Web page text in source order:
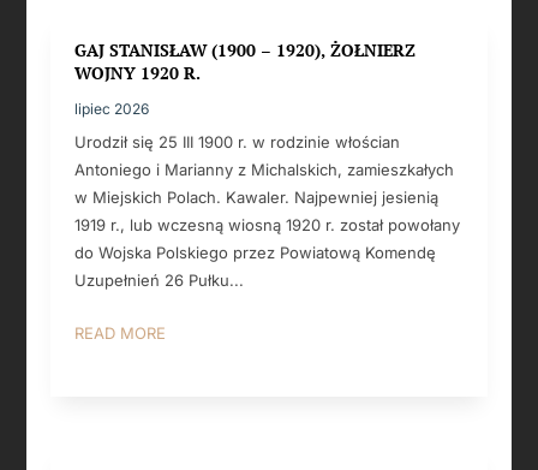
GAJ STANISŁAW (1900 – 1920), ŻOŁNIERZ
WOJNY 1920 R.
lipiec 2026
Urodził się 25 III 1900 r. w rodzinie włościan
Antoniego i Marianny z Michalskich, zamieszkałych
w Miejskich Polach. Kawaler. Najpewniej jesienią
1919 r., lub wczesną wiosną 1920 r. został powołany
do Wojska Polskiego przez Powiatową Komendę
Uzupełnień 26 Pułku...
READ MORE